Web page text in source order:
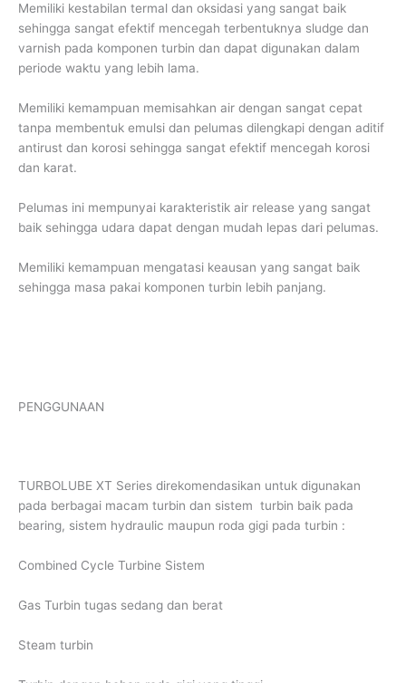
Memiliki kestabilan termal dan oksidasi yang sangat baik
sehingga sangat efektif mencegah terbentuknya sludge dan
varnish pada komponen turbin dan dapat digunakan dalam
periode waktu yang lebih lama.
Memiliki kemampuan memisahkan air dengan sangat cepat
tanpa membentuk emulsi dan pelumas dilengkapi dengan aditif
antirust dan korosi sehingga sangat efektif mencegah korosi
dan karat.
Pelumas ini mempunyai karakteristik air release yang sangat
baik sehingga udara dapat dengan mudah lepas dari pelumas.
Memiliki kemampuan mengatasi keausan yang sangat baik
sehingga masa pakai komponen turbin lebih panjang.
PENGGUNAAN
TURBOLUBE XT Series direkomendasikan untuk digunakan
pada berbagai macam turbin dan sistem turbin baik pada
bearing, sistem hydraulic maupun roda gigi pada turbin :
Combined Cycle Turbine Sistem
Gas Turbin tugas sedang dan berat
Steam turbin